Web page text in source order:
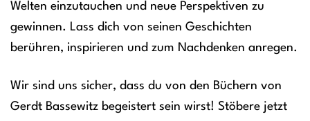
Welten einzutauchen und neue Perspektiven zu
gewinnen. Lass dich von seinen Geschichten
berühren, inspirieren und zum Nachdenken anregen.
Wir sind uns sicher, dass du von den Büchern von
Gerdt Bassewitz begeistert sein wirst! Stöbere jetzt